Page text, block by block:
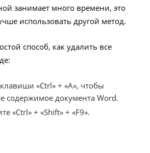
занимает много времени, это
использовать другой метод.
способ, как удалить все
«Ctrl» + «A», чтобы
содержимое документа Word.
«Ctrl» + «Shift» + «F9».